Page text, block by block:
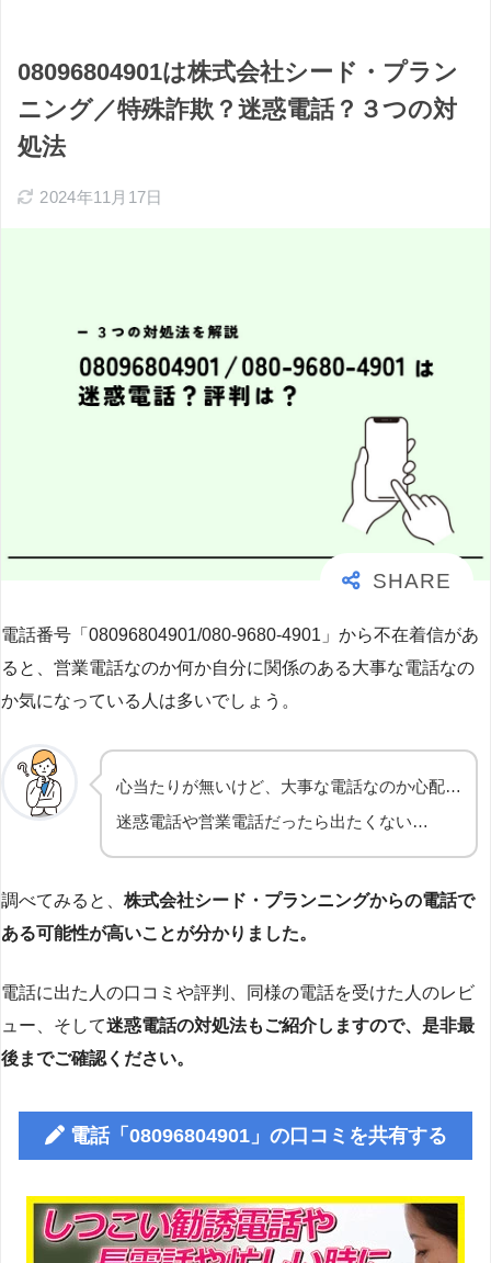
08096804901は株式会社シード・プラン
ニング／特殊詐欺？迷惑電話？３つの対
処法
2024年11月17日
電話番号「08096804901/080-9680-4901」から不在着信があ
ると、営業電話なのか何か自分に関係のある大事な電話なの
か気になっている人は多いでしょう。
心当たりが無いけど、大事な電話なのか心配…
迷惑電話や営業電話だったら出たくない…
調べてみると、 株式会社シード・プランニングからの電話で
ある可能性が高いことが分かりました。
電話に出た人の口コミや評判、同様の電話を受けた人のレビ
ュー、そして迷惑電話の対処法もご紹介しますので、是非最
後までご確認ください。
電話「08096804901」の口コミを共有する